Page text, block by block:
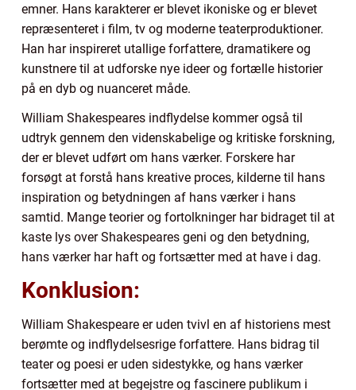
emner. Hans karakterer er blevet ikoniske og er blevet
repræsenteret i film, tv og moderne teaterproduktioner.
Han har inspireret utallige forfattere, dramatikere og
kunstnere til at udforske nye ideer og fortælle historier
på en dyb og nuanceret måde.
William Shakespeares indflydelse kommer også til
udtryk gennem den videnskabelige og kritiske forskning,
der er blevet udført om hans værker. Forskere har
forsøgt at forstå hans kreative proces, kilderne til hans
inspiration og betydningen af hans værker i hans
samtid. Mange teorier og fortolkninger har bidraget til at
kaste lys over Shakespeares geni og den betydning,
hans værker har haft og fortsætter med at have i dag.
Konklusion:
William Shakespeare er uden tvivl en af historiens mest
berømte og indflydelsesrige forfattere. Hans bidrag til
teater og poesi er uden sidestykke, og hans værker
fortsætter med at begejstre og fascinere publikum i